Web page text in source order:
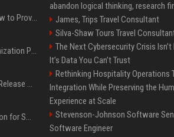
AI Visibility Tracking: How to Prove Your PR Got Cited
Generative Engine Optimization PR Starter Guide
How to Get Your Press Release Cited in Google AI Overviews
Press Release Distribution for Small Business Cheapest Path to Real Coverage
abandon logical thinking, research
James, Trips Travel Consultant
Silva-Shaw Tours Travel
The Next Cybersecurity Crisis
It’s Data You Can’t Trust
Rethinking Hospitality Operations
Integration While Preserving the
Experience at Scale
Stevenson-Johnson Software
Software Engineer